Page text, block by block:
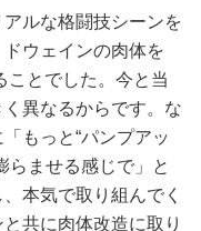
ルな格闘技シーンを
ウェインの肉体を
ことでした。今と当
異なるからです。な
もっと“パンプアッ
らませる感じで」と
本気で取り組んでく
共に肉体改造に取り